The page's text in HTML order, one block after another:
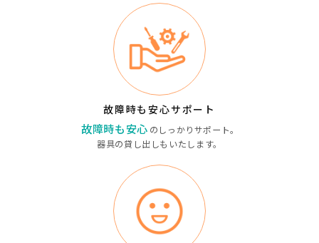
故障時も安心サポート
故障時も安心 の しっかりサポート。
器具の貸し出しもいたします。